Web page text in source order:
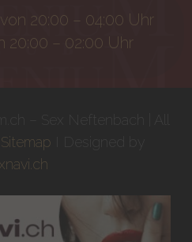
20:00 – 04:00 Uhr
20:00 – 02:00 Uhr
Sitemap